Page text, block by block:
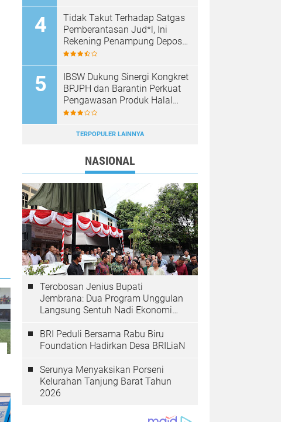
Tidak Takut Terhadap Satgas
Pemberantasan Jud*l, Ini
Rekening Penampung Deposit
di Situs MENARA4D
IBSW Dukung Sinergi Kongkret
BPJPH dan Barantin Perkuat
Pengawasan Produk Halal
Impor
TERPOPULER LAINNYA
NASIONAL
Terobosan Jenius Bupati
Jembrana: Dua Program Unggulan
Langsung Sentuh Nadi Ekonomi
BRI Peduli Bersama Rabu Biru
Foundation Hadirkan Desa BRILiaN
Serunya Menyaksikan Porseni
Kelurahan Tanjung Barat Tahun
2026